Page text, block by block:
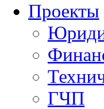
Проекты
ГЧП